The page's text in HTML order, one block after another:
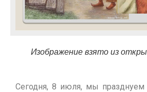
Изображение взято из
Сегодня, 8 июля, мы